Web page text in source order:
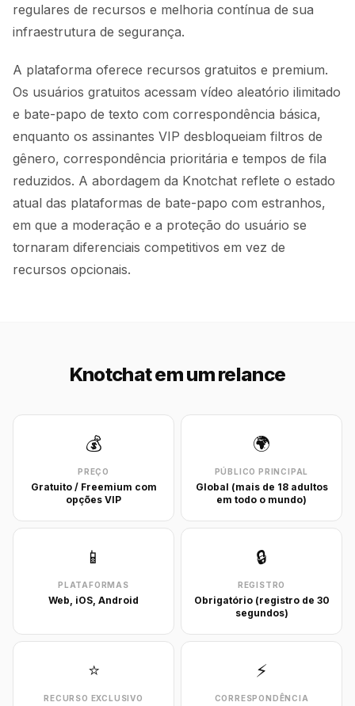
regulares de recursos e melhoria contínua de sua
infraestrutura de segurança.
A plataforma oferece recursos gratuitos e premium.
Os usuários gratuitos acessam vídeo aleatório ilimitado
e bate-papo de texto com correspondência básica,
enquanto os assinantes VIP desbloqueiam filtros de
gênero, correspondência prioritária e tempos de fila
reduzidos. A abordagem da Knotchat reflete o estado
atual das plataformas de bate-papo com estranhos,
em que a moderação e a proteção do usuário se
tornaram diferenciais competitivos em vez de
recursos opcionais.
Knotchat em um relance
💰
PREÇO
Gratuito / Freemium com
opções VIP
🌍
PÚBLICO PRINCIPAL
Global (mais de 18 adultos
em todo o mundo)
📱
PLATAFORMAS
Web, iOS, Android
🔒
REGISTRO
Obrigatório (registro de 30
segundos)
⭐
RECURSO EXCLUSIVO
⚡
CORRESPONDÊNCIA